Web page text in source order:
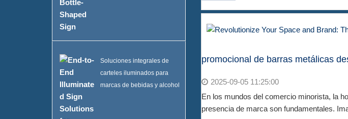
Soluciones integrales de
carteles iluminados para
marcas de bebidas y alcohol
promocional de barras metálicas
2025-09-05 11:25:00
En los mundos del comercio minorista, la
presencia de marca son fundamentales.